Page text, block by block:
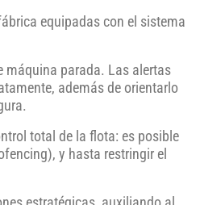
equipadas con el sistema
máquina parada. Las alertas
además de orientarlo
total de la flota: es posible
y hasta restringir el